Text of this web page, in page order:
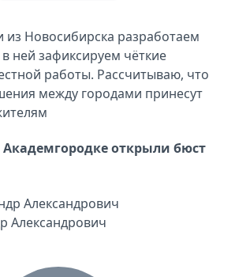
из Новосибирска разработаем
ней зафиксируем чёткие
работы. Рассчитываю, что
между городами принесут
открыли бюст
Александрович